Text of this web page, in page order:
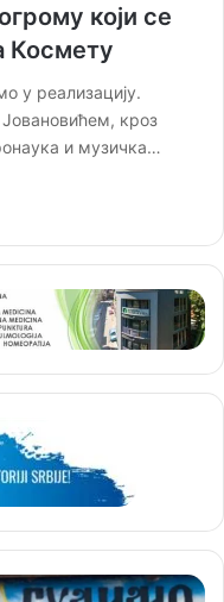
који се
Космету
у реализацију.
кроз
и музичка…